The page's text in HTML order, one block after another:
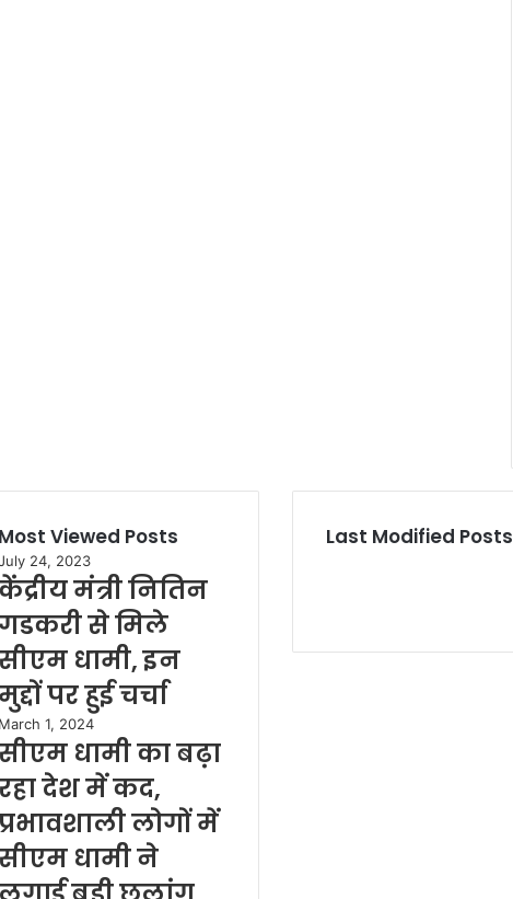
Most Viewed Posts
24, 2023
मंत्री नितिन
से मिले
धामी, इन
पर हुई चर्चा
March 1, 2024
धामी का बढ़ा
देश में कद,
लोगों में
धामी ने
Last Modified Posts